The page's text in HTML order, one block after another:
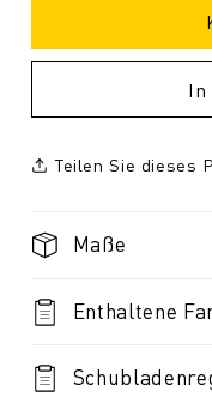
In
Teilen Sie dieses
Maße
Enthaltene